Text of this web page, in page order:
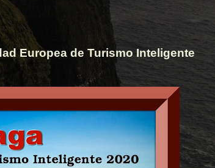
Europea de Turismo Inteligente